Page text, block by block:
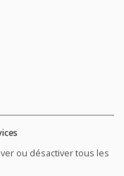
ou désactiver tous les